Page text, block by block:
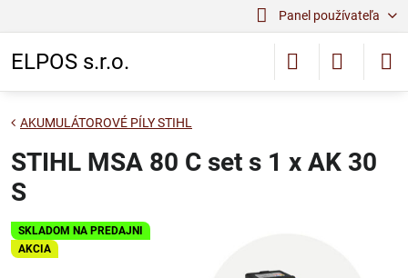
Panel používateľa
ELPOS s.r.o.
SKLADOM NA PREDAJNI
AKCIA
AKUMULÁTOROVÉ PÍLY STIHL
STIHL MSA 80 C set s 1 x AK 30
S